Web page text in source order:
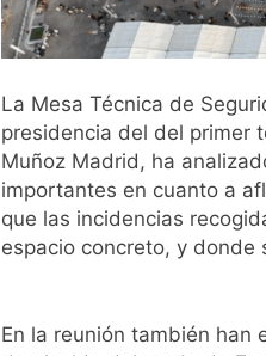
La Mesa Técnica de
presidencia del del primer
Muñoz Madrid, ha
importantes en cuanto a
que las incidencias
espacio concreto, y donde
En la reunión también han